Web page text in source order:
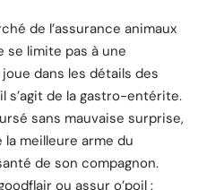
de l’assurance animaux
se limite pas à une
dans les détails des
s’agit de la gastro-entérite.
sans mauvaise surprise,
meilleure arme du
de son compagnon.
ou assur o’poil :